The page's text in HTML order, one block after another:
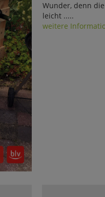
Wunder, denn
leicht .....
weitere